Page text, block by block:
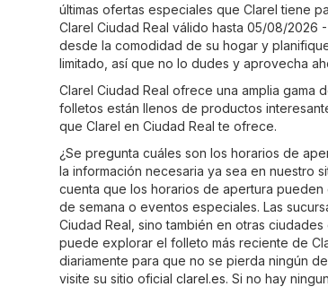
últimas ofertas especiales que Clarel tiene
Clarel Ciudad Real válido hasta 05/08/2026
desde la comodidad de su hogar y
limitado, así que no lo dudes y aprovecha
Clarel Ciudad Real ofrece una amplia
folletos están llenos de productos
que Clarel en Ciudad Real te ofrece.
¿Se pregunta cuáles son los horarios de
la información necesaria ya sea en nuestro
cuenta que los horarios de apertura
de semana o eventos especiales. Las
Ciudad Real, sino también en otras
puede explorar el folleto más reciente de
diariamente para que no se pierda ningún
visite su sitio oficial clarel.es. Si no hay